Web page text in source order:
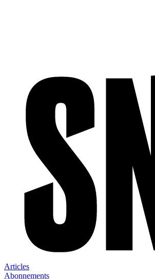
Articles
Abonnements